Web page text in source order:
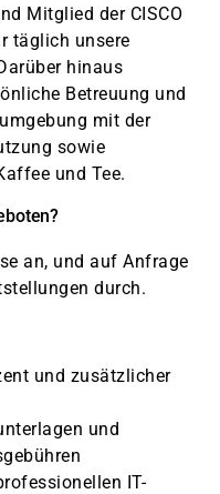
Mitglied der CISCO
täglich unsere
hinaus
Betreuung und
mit der
sowie
und Tee.
an, und auf Anfrage
durch.
und zusätzlicher
und
IT-